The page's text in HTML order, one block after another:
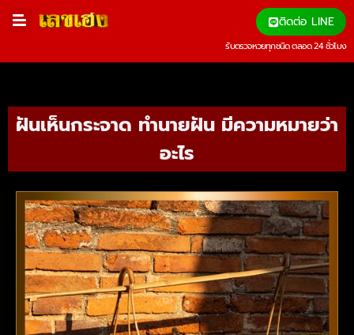
ติดต่อ LINE
รับตรวจหวยทุกชนิด ตลอด 24 ชั่วโมง
ฝันเห็นกระจาด ทำนายฝัน มีความหมายว่า
อะไร